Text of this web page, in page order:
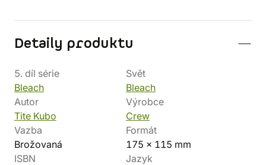
Detaily produktu
5. díl série
Bleach
Svět
Bleach
Autor
Tite Kubo
Výrobce
Crew
Vazba
Brožovaná
Formát
175 x 115 mm
ISBN
Jazyk